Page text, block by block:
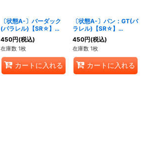
〔状態A-〕バーダック
(パラレル)【SR☆】
{FB03-121}
450円(税込)
在庫数 1枚
カートに入れる
〔状態A-〕パン：GT(パ
ラレル)【SR☆】
{FB03-125}
450円(税込)
在庫数 1枚
カートに入れる